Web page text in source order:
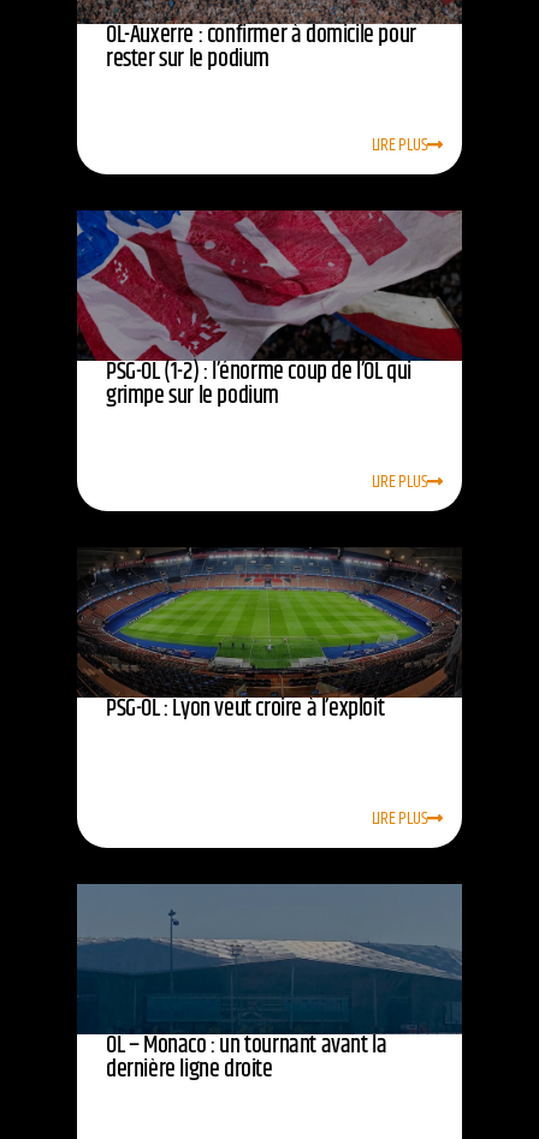
OL-Auxerre : confirmer à domicile pour
rester sur le podium
LIRE PLUS
PSG-OL (1-2) : l’énorme coup de l’OL qui
grimpe sur le podium
LIRE PLUS
PSG-OL : Lyon veut croire à l’exploit
LIRE PLUS
OL – Monaco : un tournant avant la
dernière ligne droite